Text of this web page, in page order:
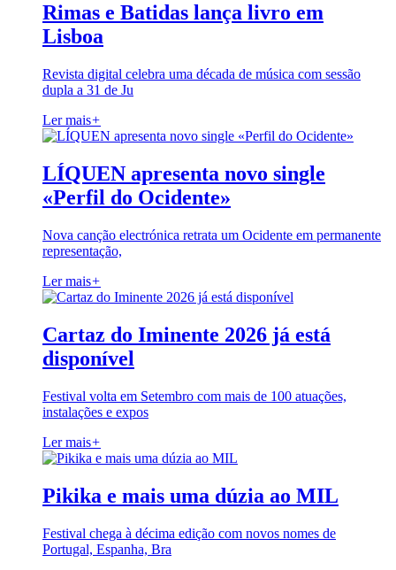
Rimas e Batidas lança livro em
Lisboa
Revista digital celebra uma década de música com sessão
dupla a 31 de Ju
Ler mais+
LÍQUEN apresenta novo single
«Perfil do Ocidente»
Nova canção electrónica retrata um Ocidente em permanente
representação,
Ler mais+
Cartaz do Iminente 2026 já está
disponível
Festival volta em Setembro com mais de 100 atuações,
instalações e expos
Ler mais+
Pikika e mais uma dúzia ao MIL
Festival chega à décima edição com novos nomes de
Portugal, Espanha, Bra